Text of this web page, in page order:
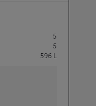
5
5
596 L